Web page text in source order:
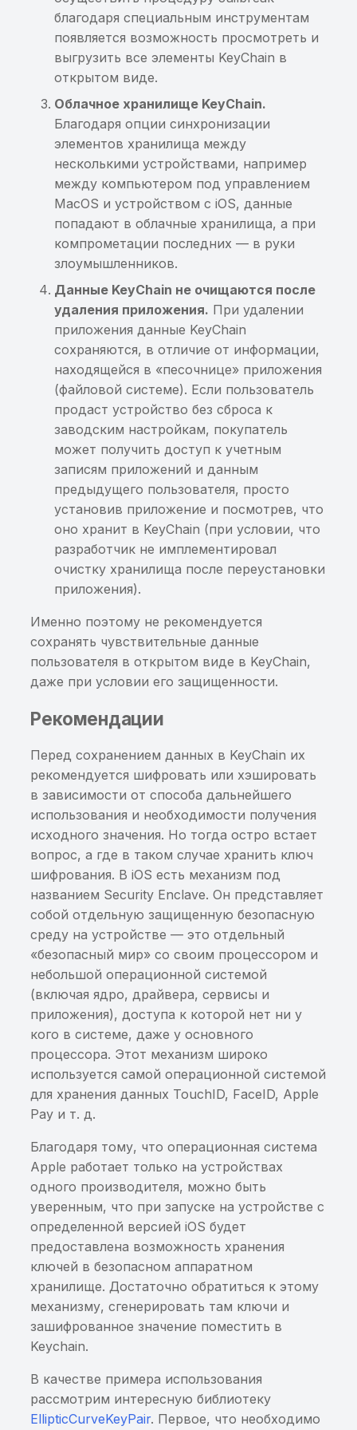
Интеграция c Burp
Интеграция с Appium
Хранилище ключей со
слабым паролем,
содержащее закрытые
Хранилище ключей со
слабым паролем,
содержащее открытые
ключи
Хранилище ключей с
защищёнными слабым
защищённой базе
Хранение
чувствительной
незащищённой базе
данных
Хранение sensitive-
информации в
общедоступной
незащищённой базе
информации в
коде приложения
Хранение или
использование ранее
найденной sensitive-
информации
Хранение sensitive-
информации в кэше
клавиатуры
Передача sensitive-
информации в Private
BroadcastReceiver
Передача sensitive-
информации в
параметрах SQL-запроса
Возможность создания
резервной копии
приложения
Приложение не
обфусцировано
Слабый пароль
шифрования базы
данных
Перехват пароля
шифрования базы
данных
Приложение разрешает
сетевые соединения по
протоколу HTTP
Небезопасная
взаимодействия
Потенциальное
выполнение
произвольного кода в
контексте приложения
Хранение значений
Cookies в стандартной
базе WebView
Небезопасные настройки
в AndroidManifest.xml
Небезопасные настройки
в AndroidManifest.xml.
android:hasFragileUserData
Небезопасные настройки в
AndroidManifest.xml. Флаг
android:requestLegacyExternalStorage
Отсутствует или
некорректно реализован
SSL-pinning
Возможность
опосредованного
Activity
Возможность подмены
URL
Возможность открытия
произвольного URL в
WebView
Возможность получения
доступа к
Возможность получения
доступа к
Хранилище ключей со
слабым паролем,
содержащее закрытые
Хранилище ключей со
слабым паролем,
содержащее открытые
Хранилище ключей с
защищёнными слабым
благодаря специальным инструментам
появляется возможность просмотреть и
выгрузить все элементы KeyChain в
открытом виде.
Облачное хранилище KeyChain.
Благодаря опции синхронизации
элементов хранилища между
несколькими устройствами, например
между компьютером под управлением
MacOS и устройством с iOS, данные
попадают в облачные хранилища, а при
компрометации последних — в руки
злоумышленников.
Данные KeyChain не очищаются после
удаления приложения. При удалении
приложения данные KeyChain
сохраняются, в отличие от информации,
находящейся в «песочнице» приложения
(файловой системе). Если пользователь
продаст устройство без сброса к
заводским настройкам, покупатель
может получить доступ к учетным
записям приложений и данным
предыдущего пользователя, просто
установив приложение и посмотрев, что
оно хранит в KeyChain (при условии, что
разработчик не имплементировал
очистку хранилища после переустановки
приложения).
Именно поэтому не рекомендуется
сохранять чувствительные данные
пользователя в открытом виде в KeyChain,
даже при условии его защищенности.
Рекомендации
Перед сохранением данных в KeyChain их
рекомендуется шифровать или хэшировать
в зависимости от способа дальнейшего
использования и необходимости получения
исходного значения. Но тогда остро встает
вопрос, а где в таком случае хранить ключ
шифрования. В iOS есть механизм под
названием Security Enclave. Он представляет
собой отдельную защищенную безопасную
среду на устройстве — это отдельный
«безопасный мир» со своим процессором и
небольшой операционной системой
(включая ядро, драйвера, сервисы и
приложения), доступа к которой нет ни у
кого в системе, даже у основного
процессора. Этот механизм широко
используется самой операционной системой
для хранения данных TouchID, FaceID, Apple
Pay и т. д.
Благодаря тому, что операционная система
Apple работает только на устройствах
одного производителя, можно быть
уверенным, что при запуске на устройстве с
определенной версией iOS будет
предоставлена возможность хранения
ключей в безопасном аппаратном
хранилище. Достаточно обратиться к этому
механизму, сгенерировать там ключи и
зашифрованное значение поместить в
Keychain.
В качестве примера использования
рассмотрим интересную библиотеку
EllipticCurveKeyPair. Первое, что необходимо